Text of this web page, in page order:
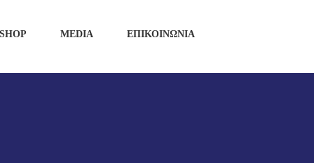
MEDIA ΕΠΙΚΟΙΝΩΝΙΑ